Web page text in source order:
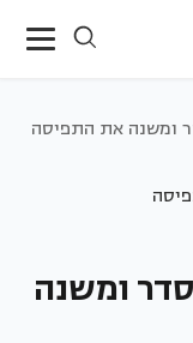
ומשנה את התפיסה
ומשנה